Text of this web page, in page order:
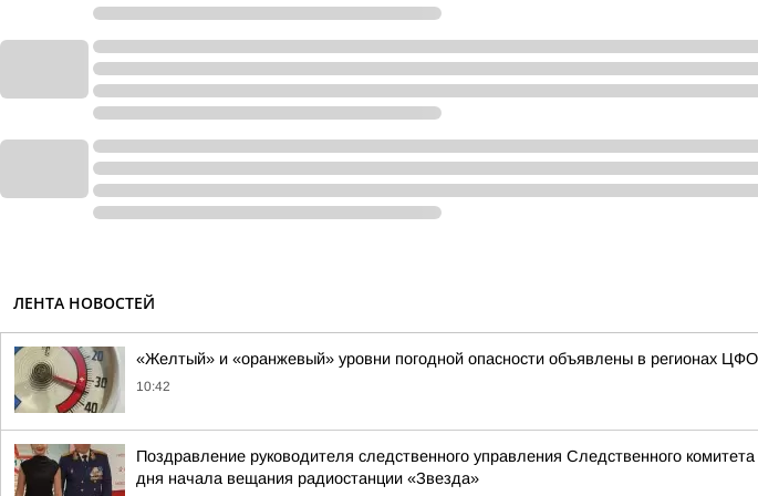
ЛЕНТА НОВОСТЕЙ
«Желтый» и «оранжевый» уровни погодной опасности объявлены в регионах ЦФО
10:42
Поздравление руководителя следственного управления Следственного
дня начала вещания радиостанции «Звезда»